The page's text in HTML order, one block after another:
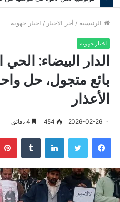
الرئيسية / أخر الاخبار / اخبار جهوية
اخبار جهوية
بائع متجول، حل
الأعذار
2026-02-26
454
فيسبوك لينكدإن